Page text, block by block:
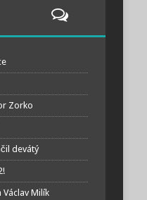
Zorko
devátý
Václav Milík